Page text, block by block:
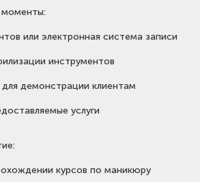
моменты:
или электронная система записи
инструментов
демонстрации клиентам
услуги
курсов по маникюру